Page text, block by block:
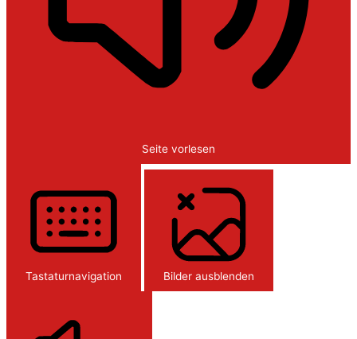
Seite vorlesen
Tastaturnavigation Bilder ausblenden